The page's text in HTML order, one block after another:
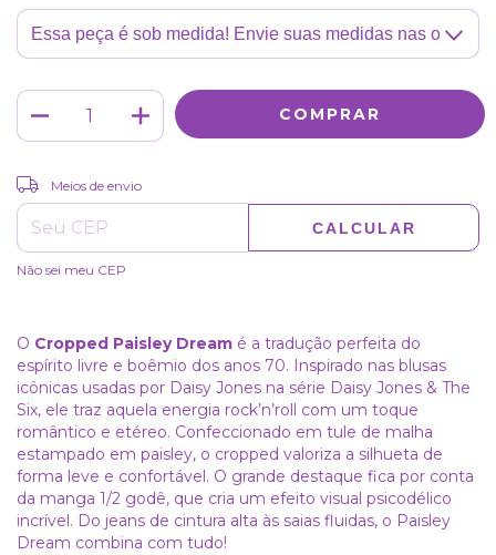
Entregas para o CEP:
Meios de envio
CALCULAR
Não sei meu CEP
O Cropped Paisley Dream é a tradução perfeita do
espírito livre e boêmio dos anos 70. Inspirado nas blusas
icônicas usadas por Daisy Jones na série Daisy Jones & The
Six, ele traz aquela energia rock’n’roll com um toque
romântico e etéreo. Confeccionado em tule de malha
estampado em paisley, o cropped valoriza a silhueta de
forma leve e confortável. O grande destaque fica por conta
da manga 1/2 godê, que cria um efeito visual psicodélico
incrível. Do jeans de cintura alta às saias fluidas, o Paisley
Dream combina com tudo!